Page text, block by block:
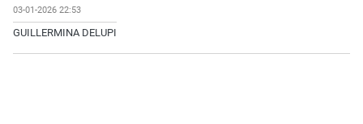
03-01-2026 22:53
GUILLERMINA DELUPI